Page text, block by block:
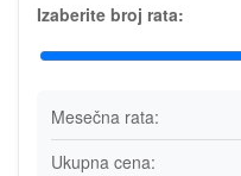
Izaberite broj rata:
Mesečna rata:
Ukupna cena: